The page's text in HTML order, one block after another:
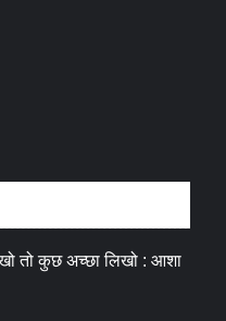
तो कुछ अच्छा लिखो : आशा